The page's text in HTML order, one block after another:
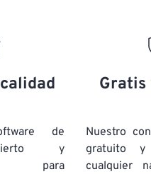
de
y
para
Gratis
Nuestro
gratuito
cualquier